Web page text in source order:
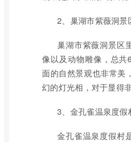
2、巢湖市紫薇洞景
巢湖市紫薇洞景区
像以及动物雕像，总共
面的自然景观也非常美
幻的灯光相，对于显得
3、金孔雀温泉度假
金孔雀温泉度假村